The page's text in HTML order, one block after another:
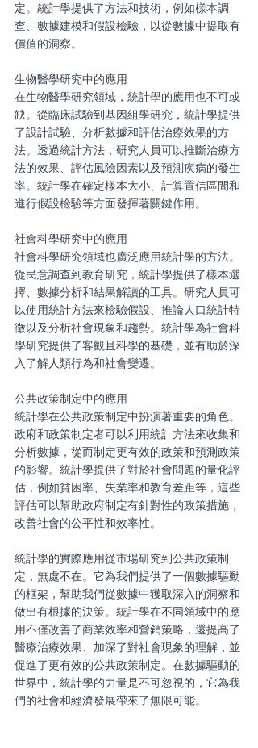
定。統計學提供了方法和技術，例如樣本調
查、數據建模和假設檢驗，以從數據中提取有
價值的洞察。
生物醫學研究中的應用
在生物醫學研究領域，統計學的應用也不可或
缺。從臨床試驗到基因組學研究，統計學提供
了設計試驗、分析數據和評估治療效果的方
法。透過統計方法，研究人員可以推斷治療方
法的效果、評估風險因素以及預測疾病的發生
率。統計學在確定樣本大小、計算置信區間和
進行假設檢驗等方面發揮著關鍵作用。
社會科學研究中的應用
社會科學研究領域也廣泛應用統計學的方法。
從民意調查到教育研究，統計學提供了樣本選
擇、數據分析和結果解讀的工具。研究人員可
以使用統計方法來檢驗假設、推論人口統計特
徵以及分析社會現象和趨勢。統計學為社會科
學研究提供了客觀且科學的基礎，並有助於深
入了解人類行為和社會變遷。
公共政策制定中的應用
統計學在公共政策制定中扮演著重要的角色。
政府和政策制定者可以利用統計方法來收集和
分析數據，從而制定更有效的政策和預測政策
的影響。統計學提供了對於社會問題的量化評
估，例如貧困率、失業率和教育差距等，這些
評估可以幫助政府制定有針對性的政策措施，
改善社會的公平性和效率性。
統計學的實際應用從市場研究到公共政策制
定，無處不在。它為我們提供了一個數據驅動
的框架，幫助我們從數據中獲取深入的洞察和
做出有根據的決策。統計學在不同領域中的應
用不僅改善了商業效率和營銷策略，還提高了
醫療治療效果、加深了對社會現象的理解，並
促進了更有效的公共政策制定。在數據驅動的
世界中，統計學的力量是不可忽視的，它為我
們的社會和經濟發展帶來了無限可能。